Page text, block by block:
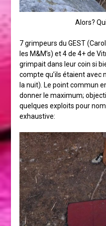
Alors?
7 grimpeurs du GEST
les M&M’s) et 4 de 4+ de
grimpait dans leur coin si
compte qu’ils étaient avec
la nuit). Le point commun
donner le maximum;
quelques exploits pour
exhaustive: